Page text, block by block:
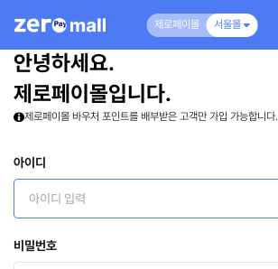
제로페이몰 서울몰
안녕하세요.
제로페이몰입니다.
제로페이몰 바우처 포인트를 배부받은 고객만 가입 가능합니다.
아이디
비밀번호